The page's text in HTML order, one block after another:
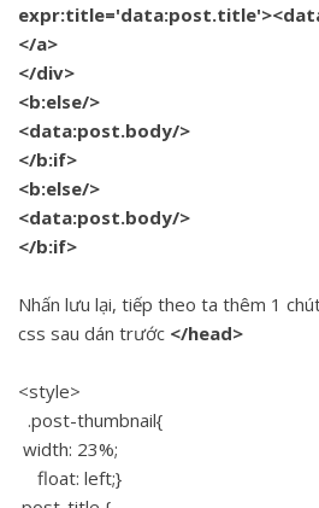
</a>
</div>
<b:else/>
<data:post.body/>
</b:if>
<b:else/>
<data:post.body/>
</b:if>
Nhấn lưu lại, tiếp theo ta thêm 1
css sau dán trước </head>
<style>
.post-thumbnail{
width: 23%;
float: left;}